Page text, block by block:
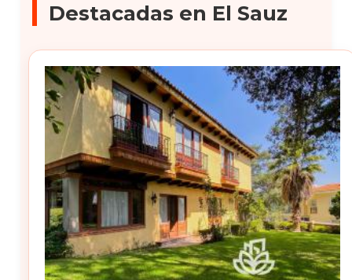
Destacadas en El Sauz